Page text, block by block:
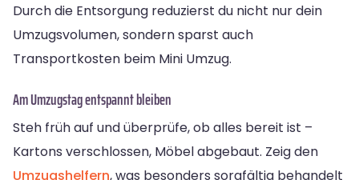
Durch die Entsorgung reduzierst du nicht nur dein
Umzugsvolumen, sondern sparst auch
Transportkosten beim Mini Umzug.
Am Umzugstag entspannt bleiben
Steh früh auf und überprüfe, ob alles bereit ist –
Kartons verschlossen, Möbel abgebaut. Zeig den
Umzugshelfern, was besonders sorgfältig behandelt